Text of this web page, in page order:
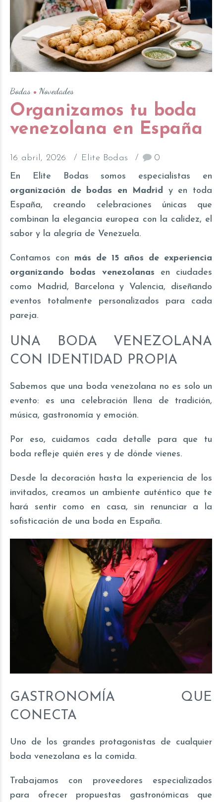
Bodas Novedades
Organizamos tu boda
venezolana en España
16 abril, 2026 Elite Bodas
0
En Elite Bodas somos especialistas en
organización de bodas en Madrid y en toda
España, creando celebraciones únicas que
combinan la elegancia europea con la calidez, el
sabor y la alegría de Venezuela.
Contamos con más de 15 años de experiencia
organizando bodas venezolanas en ciudades
como Madrid, Barcelona y Valencia, diseñando
eventos totalmente personalizados para cada
pareja.
UNA BODA VENEZOLANA
CON IDENTIDAD PROPIA
Sabemos que una boda venezolana no es solo un
evento: es una celebración llena de tradición,
música, gastronomía y emoción.
Por eso, cuidamos cada detalle para que tu
boda refleje quién eres y de dónde vienes.
Desde la decoración hasta la experiencia de los
invitados, creamos un ambiente auténtico que te
hará sentir como en casa, sin renunciar a la
sofisticación de una boda en España.
GASTRONOMÍA QUE
CONECTA
Uno de los grandes protagonistas de cualquier
boda venezolana es la comida.
Trabajamos con proveedores especializados
para ofrecer propuestas gastronómicas que